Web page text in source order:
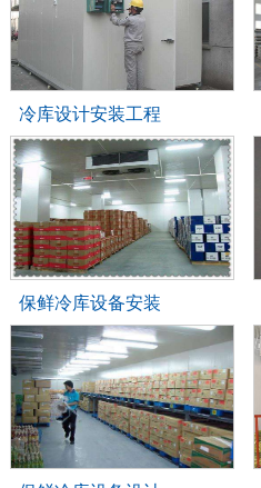
冷库设计安装工程
保鲜冷库设备安装